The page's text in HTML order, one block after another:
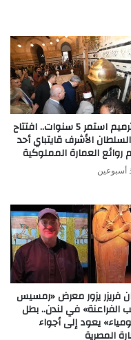
بعد ترميم استمر 5 سنوات.. افتتاح
الأشرف قايتباي أحد
روائع العمارة المملوكية
أسبوعين
فريزر يزور معرض «رمسيس
الفراعنة» في لندن.. بطل
يعود إلى أجواء
المصرية